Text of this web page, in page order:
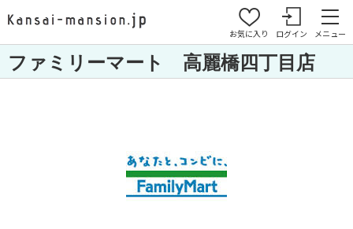
お気に入り ログイン メニュー
ファミリーマート 高麗橋四丁目店